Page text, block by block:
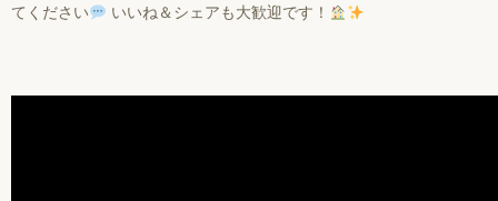
てください
いいね＆シェアも大歓迎です！